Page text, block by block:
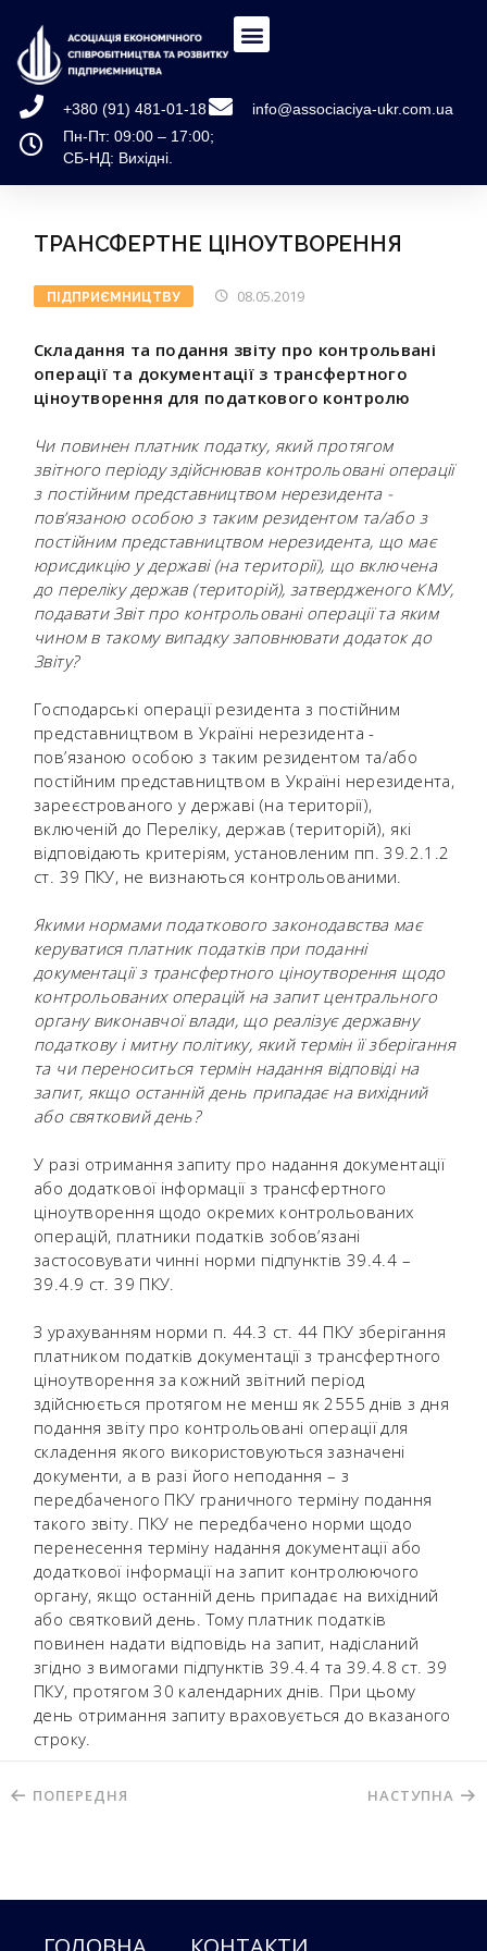
+380 (91) 481-01-18
info@associaciya-ukr.com.ua
Пн-Пт: 09:00 – 17:00;
СБ-НД: Вихідні.
ТРАНСФЕРТНЕ ЦІНОУТВОРЕННЯ
ПІДПРИЄМНИЦТВУ 08.05.2019
Складання та подання звіту про контрольвані
операції та документації з трансфертного
ціноутворення для податкового контролю
Чи повинен платник податку, який протягом
звітного періоду здійснював контрольовані операції
з постійним представництвом нерезидента -
пов’язаною особою з таким резидентом та/або з
постійним представництвом нерезидента, що має
юрисдикцію у державі (на території), що включена
до переліку держав (територій), затвердженого КМУ,
подавати Звіт про контрольовані операції та яким
чином в такому випадку заповнювати додаток до
Звіту?
Господарські операції резидента з постійним
представництвом в Україні нерезидента -
пов’язаною особою з таким резидентом та/або
постійним представництвом в Україні нерезидента,
зареєстрованого у державі (на території),
включеній до Переліку, держав (територій), які
відповідають критеріям, установленим пп. 39.2.1.2
ст. 39 ПКУ, не визнаються контрольованими.
Якими нормами податкового законодавства має
керуватися платник податків при поданні
документації з трансфертного ціноутворення щодо
контрольованих операцій на запит центрального
органу виконавчої влади, що реалізує державну
податкову і митну політику, який термін її зберігання
та чи переноситься термін надання відповіді на
запит, якщо останній день припадає на вихідний
або святковий день?
У разі отримання запиту про надання документації
або додаткової інформації з трансфертного
ціноутворення щодо окремих контрольованих
операцій, платники податків зобов’язані
застосовувати чинні норми підпунктів 39.4.4 –
39.4.9 ст. 39 ПКУ.
З урахуванням норми п. 44.3 ст. 44 ПКУ зберігання
платником податків документації з трансфертного
ціноутворення за кожний звітний період
здійснюється протягом не менш як 2555 днів з дня
подання звіту про контрольовані операції для
складення якого використовуються зазначені
документи, а в разі його неподання – з
передбаченого ПКУ граничного терміну подання
такого звіту. ПКУ не передбачено норми щодо
перенесення терміну надання документації або
додаткової інформації на запит контролюючого
органу, якщо останній день припадає на вихідний
або святковий день. Тому платник податків
повинен надати відповідь на запит, надісланий
згідно з вимогами підпунктів 39.4.4 та 39.4.8 ст. 39
ПКУ, протягом 30 календарних днів. При цьому
день отримання запиту враховується до вказаного
строку.
ПОПЕРЕДНЯ НАСТУПНА